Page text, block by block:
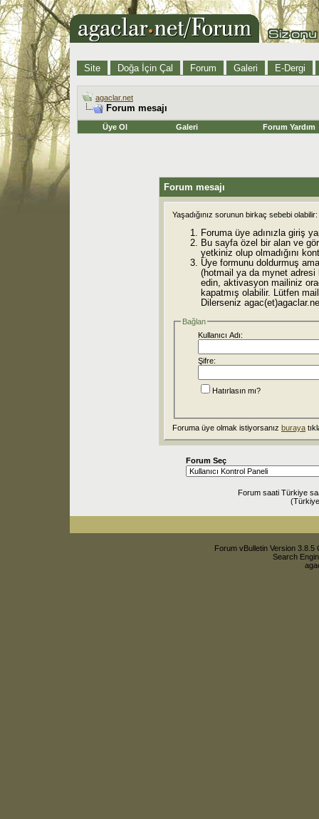
Site Doğa İçin Çal Forum Galeri E-Dergi
agaclar.net
Forum mesajı
Üye Ol Galeri Forum Yardım
Forum mesajı
Yaşadığınız sorunun birkaç sebebi olabilir:
Foruma üye adınızla giriş
Bu sayfa özel bir alan ve
yetkiniz olup olmadığını
Üye formunu doldurmuş
(hotmail ya da mynet adresi
edin, aktivasyon mailiniz
kapatmış olabilir. Lütfen
Dilerseniz
Bağlan
Kullanıcı Adı:
Şifre:
Hatırlasın mı?
Foruma üye olmak istiyorsanız buraya
Forum Seç
Forum saati Türkiye
Forum vBulletin Version
Search